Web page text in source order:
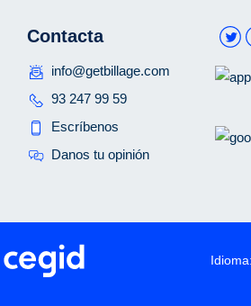
Contacta
info@getbillage.com
93 247 99 59
Escríbenos
Danos tu opinión
Idioma: